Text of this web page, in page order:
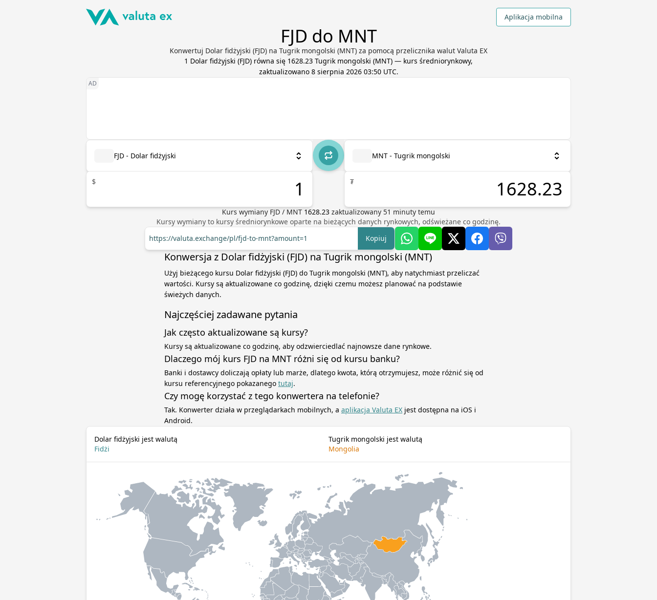
Aplikacja mobilna
FJD do MNT
Konwertuj Dolar fidżyjski (FJD) na Tugrik mongolski (MNT) za pomocą przelicznika walut Valuta EX
1 Dolar fidżyjski (FJD) równa się 1628.23 Tugrik mongolski (MNT) — kurs średniorynkowy,
zaktualizowano 8 sierpnia 2026 03:50 UTC.
FJD - Dolar fidżyjski
$
MNT - Tugrik mongolski
₮
Kurs wymiany FJD / MNT 1628.23 zaktualizowany 51 minuty temu
Kursy wymiany to kursy średniorynkowe oparte na bieżących danych rynkowych, odświeżane co godzinę.
https://valuta.exchange/pl/fjd-to-mnt?amount=1
Kopiuj
Konwersja z Dolar fidżyjski (FJD) na Tugrik mongolski (MNT)
Użyj bieżącego kursu Dolar fidżyjski (FJD) do Tugrik mongolski (MNT), aby natychmiast przeliczać
wartości. Kursy są aktualizowane co godzinę, dzięki czemu możesz planować na podstawie
świeżych danych.
Najczęściej zadawane pytania
Jak często aktualizowane są kursy?
Kursy są aktualizowane co godzinę, aby odzwierciedlać najnowsze dane rynkowe.
Dlaczego mój kurs FJD na MNT różni się od kursu banku?
Banki i dostawcy doliczają opłaty lub marże, dlatego kwota, którą otrzymujesz, może różnić się od
kursu referencyjnego pokazanego tutaj.
Czy mogę korzystać z tego konwertera na telefonie?
Tak. Konwerter działa w przeglądarkach mobilnych, a aplikacja Valuta EX jest dostępna na iOS i
Android.
Dolar fidżyjski jest walutą
Fidżi
Tugrik mongolski jest walutą
Mongolia